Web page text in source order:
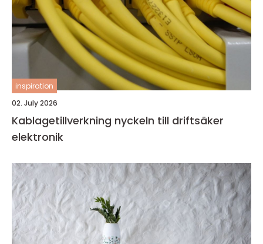
inspiration
02. July 2026
Kablagetillverkning nyckeln till driftsäker
elektronik